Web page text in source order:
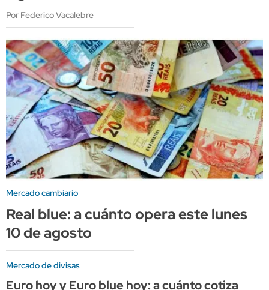
Por Federico Vacalebre
Mercado cambiario
Real blue: a cuánto opera este lunes
10 de agosto
Mercado de divisas
Euro hoy y Euro blue hoy: a cuánto cotiza